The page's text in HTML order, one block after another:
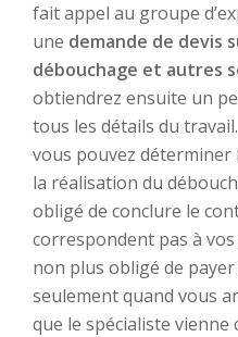
fait appel au groupe
une demande de devis
débouchage et autres
obtiendrez ensuite un
tous les détails du
vous pouvez
la réalisation du
obligé de conclure le
correspondent pas à
non plus obligé de payer
seulement quand vous
que le spécialiste